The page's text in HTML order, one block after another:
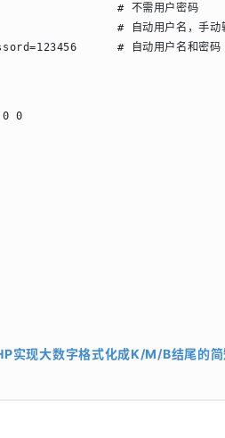
# 不需用户密码
# 自动用户名，手动输
# 自动用户名和密码
0
实现大数字格式化成K/M/B结尾的